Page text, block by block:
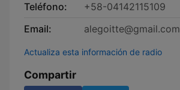
Teléfono:
+58-04142115109
Email:
alegoitte@gmail.com
Actualiza esta información de radio
Compartir